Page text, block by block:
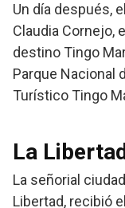
Un día después,
Claudia Cornejo,
destino Tingo
Parque Nacional
Turístico Tingo
La Libertad
La señorial
Libertad, recibió